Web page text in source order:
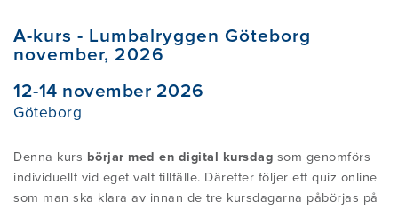
EGENBEHANDLING - PROVA PÅ EN
GRUNDLÄGGANDE
MDT/MCKENZIEÖVNING FÖR
LÄNDRYGGSBESVÄR
PATIENTBERÄTTELSER
FORSKNING OCH STATUSBLAD (PDF)
EXAMEN I MDT (CREDENTIAL)
DIPLOMA I MDT (HÖGRE EXAMEN I
VANLIGA FRÅGOR
SVENSKA MCKENZIEINSTITUTETS
KONTAKTA OSS
A-kurs - Lumbalryggen Göteborg
november, 2026
12-14 november 2026
Göteborg
Denna kurs börjar med en digital kursdag som genomförs
individuellt vid eget valt tillfälle. Därefter följer ett quiz online
som man ska klara av innan de tre kursdagarna påbörjas på